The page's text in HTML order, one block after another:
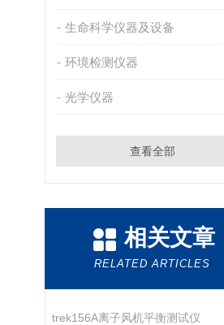
生命科学仪器及设备
环境检测仪器
光学仪器
查看全部
相关文章
RELATED ARTICLES
trek156A离子风机平衡测试仪